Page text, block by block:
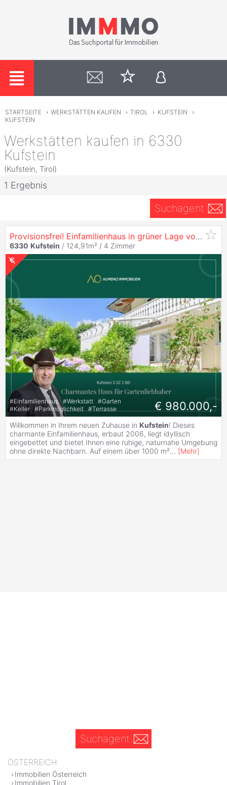
STARTSEITE › WERKSTÄTTEN KAUFEN › TIROL › KUFSTEIN
›
KUFSTEIN
Werkstätten kaufen in 6330
Kufstein
(Kufstein, Tirol)
1 Ergebnis
Suchagent
Provisionsfrei! Einfamilienhaus in grüner Lage von
6330 Kufstein / 124,91m² / 4 Zimmer
#Einfamilienhaus #Werkstatt #Garten
#Keller #Parkmöglichkeit #Terrasse € 980.000,-
Willkommen in Ihrem neuen Zuhause in Kufstein! Dieses
charmante Einfamilienhaus, erbaut 2006, liegt idyllisch
eingebettet und bietet Ihnen eine ruhige, naturnahe Umgebung
ohne direkte Nachbarn. Auf einem über 1000 m²... [Mehr]
Suchagent
ÖSTERREICH
Immobilien Österreich
Immobilien Tirol